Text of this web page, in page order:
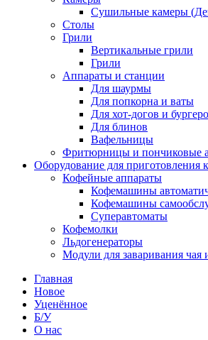
Сушильные камеры
Столы
Грили
Вертикальные грили
Грили
Аппараты и станции
Для шаурмы
Для попкорна и ваты
Для хот-догов и
Для блинов
Вафельницы
Фритюрницы и пончиковые
Оборудование для приготовления
Кофейные аппараты
Кофемашины
Кофемашины
Суперавтоматы
Кофемолки
Льдогенераторы
Модули для заваривания чая
Главная
Новое
Уценённое
Б/У
О нас